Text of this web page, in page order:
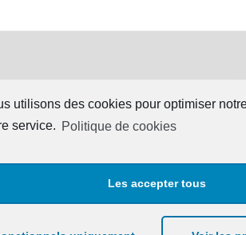
utilisons des cookies pour optimiser
service. Politique de cookies
Les accepter tous